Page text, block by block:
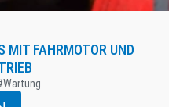
MIT FAHRMOTOR UND